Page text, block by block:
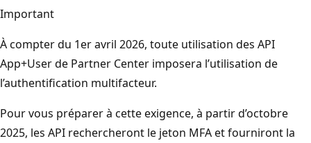
Important
À compter du 1er avril 2026, toute utilisation des API
App+User de Partner Center imposera l’utilisation de
l’authentification multifacteur.
Pour vous préparer à cette exigence, à partir d’octobre
2025, les API rechercheront le jeton MFA et fourniront la